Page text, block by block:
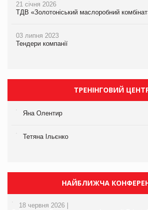
21 січня 2026
ТДВ «Золотоніський маслоробний
03 липня 2023
Тендери компанії
ТРЕНІНГОВИЙ
Яна Олентир
Тетяна Ільєнко
НАЙБЛИЖЧА
18 червня 2026 |